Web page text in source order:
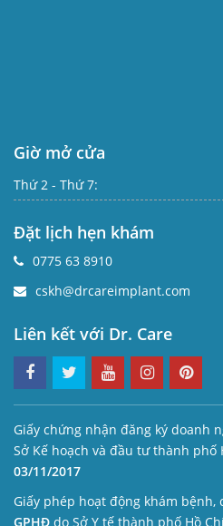
Giờ mở cửa
Thứ 2 - Thứ 7:
Đặt lịch hẹn khám
0775 63 8910
cskh@drcareimplant.com
Liên kết với Dr. Care
Giấy chứng nhận đăng ký doanh
Sở Kế hoạch và đầu tư thành phố
03/11/2017
Giấy phép hoạt động khám bệnh,
GPHĐ do Sở Y tế thành phố Hồ